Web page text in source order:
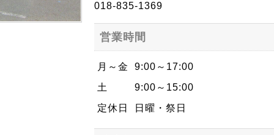
018-835-1369
営業時間
月～金
9:00～17:00
土
9:00～15:00
定休日
日曜・祭日